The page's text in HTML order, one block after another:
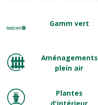
Gamm vert
Aménagements
plein air
Plantes